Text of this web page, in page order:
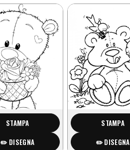
STAMPA
✏️ DISEGNA
STAMPA
✏️ DISEGNA